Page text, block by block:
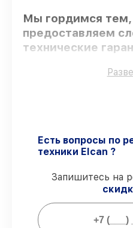
Мы гордимся тем,
предоставляем
технические
проходят
ежегодную
подтверждает их
гарантируем
Гарантийное
предоставляем
Есть вопросы по
техники Elcan ?
Запишитесь на